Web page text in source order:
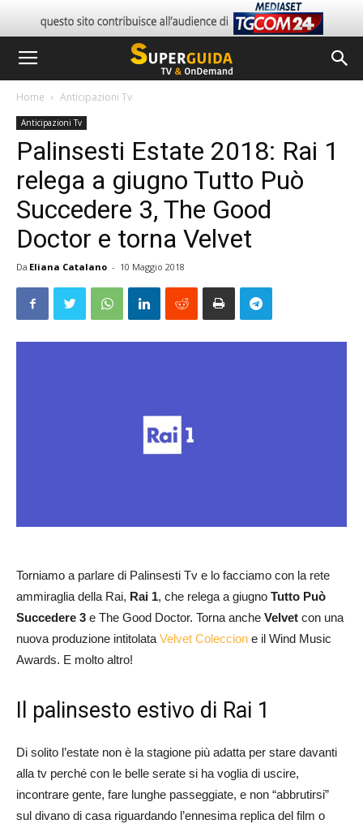
Home Anticipazioni Tv
Anticipazioni Tv
Palinsesti Estate 2018: Rai 1
relega a giugno Tutto Può
Succedere 3, The Good
Doctor e torna Velvet
Da Eliana Catalano - 10 Maggio 2018
Torniamo a parlare di Palinsesti Tv e lo facciamo con la rete
ammiraglia della Rai, Rai 1, che relega a giugno Tutto Può
Succedere 3 e The Good Doctor. Torna anche Velvet con una
nuova produzione intitolata Velvet Coleccion e il Wind Music
Awards. E molto altro!
Il palinsesto estivo di Rai 1
Di solito l’estate non è la stagione più adatta per stare davanti
alla tv perché con le belle serate si ha voglia di uscire,
incontrare gente, fare lunghe passeggiate, e non “abbrutirsi”
sul divano di casa riguardando l’ennesima replica del film o